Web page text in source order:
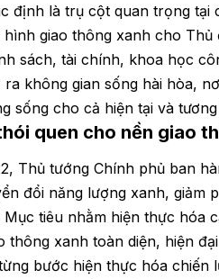
định là trụ cột quan trọng
hình giao thông xanh cho
sách, tài chính, khoa học
không gian sống hài hòa,
sống cho cả hiện tại và tương
quen cho nền giao
Thủ tướng Chính phủ ban
đổi năng lượng xanh, giảm
Mục tiêu nhằm hiện thực hóa
thông xanh toàn diện, hiện
bước hiện thực hóa